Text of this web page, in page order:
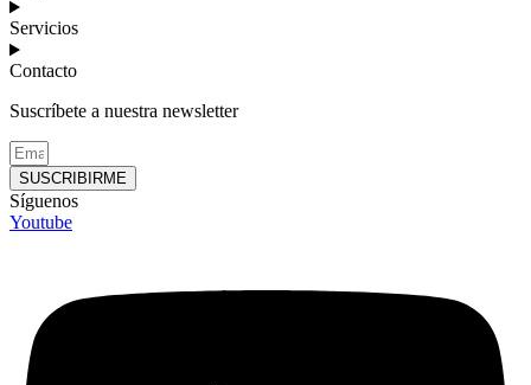
Servicios
Contacto
Suscríbete a nuestra newsletter
SUSCRIBIRME
Síguenos
Youtube